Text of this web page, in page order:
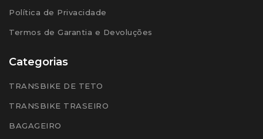
Política de Privacidade
Termos de Garantia e Devoluções
Categorias
TRANSBIKE DE TETO
TRANSBIKE TRASEIRO
BAGAGEIRO